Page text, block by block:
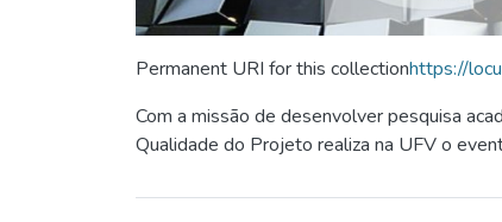
Permanent URI for this collectionhttps://
Com a missão de desenvolver pesquisa
Qualidade do Projeto realiza na UFV o